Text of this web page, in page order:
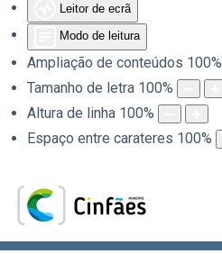
Leitor de ecrã
Modo de leitura
Ampliação de conteúdos 100%
Tamanho de letra 100%
Altura de linha 100%
Espaço entre carateres 100%